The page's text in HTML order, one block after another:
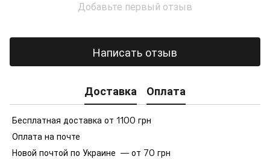
Добавьте первый отзыв
Написать отзыв
Доставка Оплата
Бесплатная доставка от 1100 грн
Оплата на почте
Новой почтой по Украине — от 70 грн